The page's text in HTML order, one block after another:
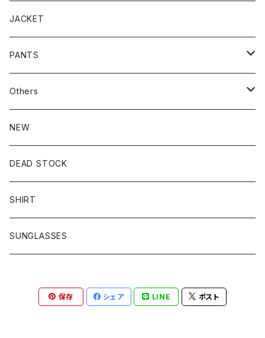
Movie
Art
Music
Blank T
Pocket T
Others
SHIRTS
LONG SLEEVE
SHORT SLEEVE
SWEAT
REVERS WEAVE
SWEATER
CARDIGAN
VEST
JACKET
PANTS
SHORTS
PANTS
JEANS
DICKIES
Others
SHOES
BAG
CAP
NEW
DEAD STOCK
SHIRT
SUNGLASSES
保存 シェア LINE ポスト